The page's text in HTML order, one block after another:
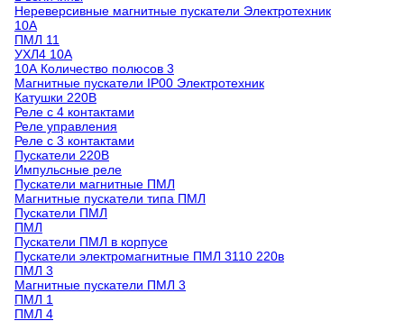
Нереверсивные магнитные пускатели Электротехник
10А
ПМЛ 11
УХЛ4 10А
10А Количество полюсов 3
Магнитные пускатели IP00 Электротехник
Катушки 220В
Реле с 4 контактами
Реле управления
Реле с 3 контактами
Пускатели 220В
Импульсные реле
Пускатели магнитные ПМЛ
Магнитные пускатели типа ПМЛ
Пускатели ПМЛ
ПМЛ
Пускатели ПМЛ в корпусе
Пускатели электромагнитные ПМЛ 3110 220в
ПМЛ 3
Магнитные пускатели ПМЛ 3
ПМЛ 1
ПМЛ 4